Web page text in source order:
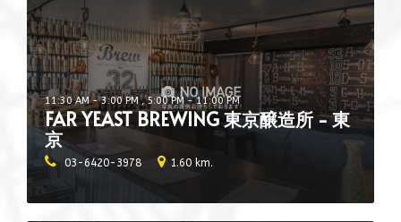
FAR YEAST BREWING 東京醸造所 - 東
京
11:30 AM - 3:00 PM , 5:00 PM - 11:00 PM
03-6420-3978 1.60 km.